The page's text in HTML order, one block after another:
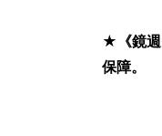
★《鏡週
保障。